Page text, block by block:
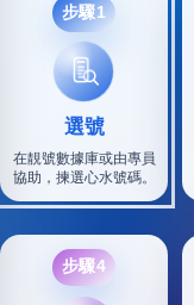
步驟1
選號
在靚號數據庫或由專員
協助，揀選心水號碼。
步驟4